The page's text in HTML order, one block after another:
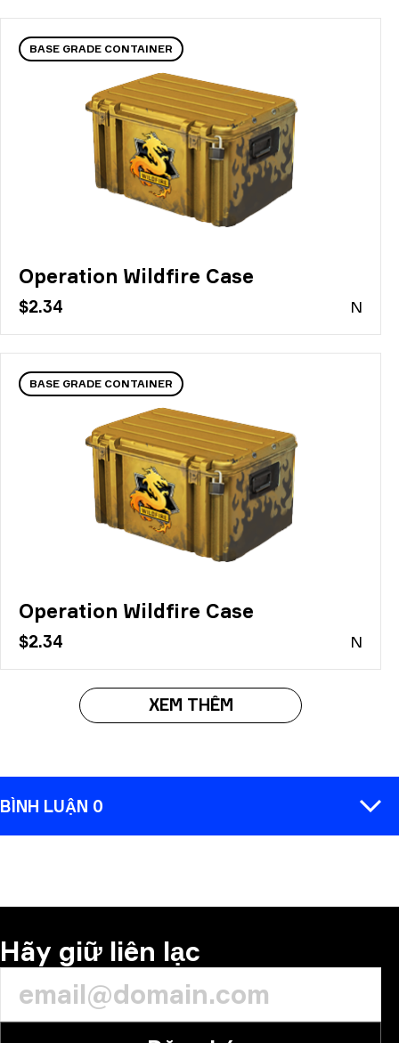
BASE GRADE CONTAINER
Operation Wildfire Case
$2.34 N
BASE GRADE CONTAINER
Operation Wildfire Case
$2.34 N
XEM THÊM
BÌNH LUẬN 0
Hãy giữ liên lạc